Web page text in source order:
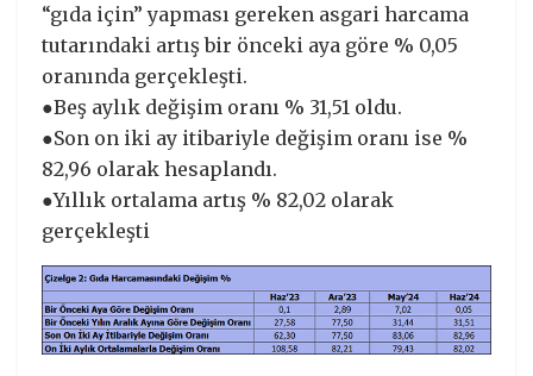
“gıda için” yapması gereken asgari harcama
tutarındaki artış bir önceki aya göre % 0,05
oranında gerçekleşti.
●Beş aylık değişim oranı % 31,51 oldu.
●Son on iki ay itibariyle değişim oranı ise %
82,96 olarak hesaplandı.
●Yıllık ortalama artış % 82,02 olarak
gerçekleşti